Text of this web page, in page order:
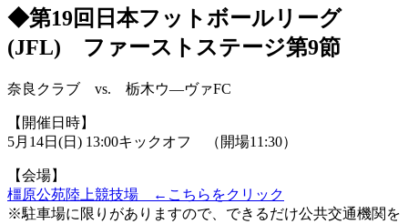
◆第19回日本フットボールリーグ
(JFL) ファーストステージ第9節
奈良クラブ vs. 栃木ウ―ヴァFC
【開催日時】
5月14日(日) 13:00キックオフ （開場11:30）
【会場】
橿原公苑陸上競技場 ←こちらをクリック
※駐車場に限りがありますので、できるだけ公共交通機関を